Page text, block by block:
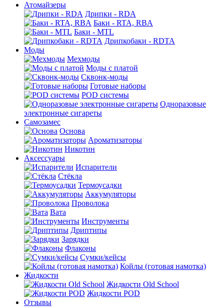
Атомайзеры
Дрипки - RDA
Баки - RTA, RBA
Баки - MTL
Дрипкобаки - RDTA
Моды
Мехмоды
Моды с платой
Сквонк-моды
Готовые наборы
POD системы
Одноразовые
электронные сигареты
Самозамес
Основа
Ароматизаторы
Никотин
Аксессуары
Испарители
Стёкла
Термоусадки
Аккумуляторы
Проволока
Вата
Инструменты
Дриптипы
Зарядки
Флаконы
Сумки/кейсы
Койлы (готовая намотка)
Жидкости
Жидкости Old School
Жидкости POD
Отзывы